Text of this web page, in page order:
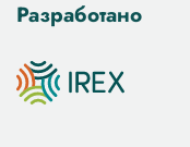
Разработано